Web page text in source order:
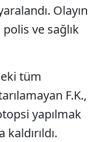
Olayın
ve sağlık
tüm
F.K.,
yapılmak